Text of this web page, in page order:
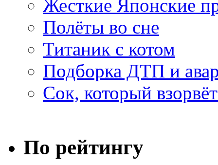
Жесткие Японские
Полёты во сне
Титаник с котом
Подборка ДТП и
Сок, который
По рейтингу